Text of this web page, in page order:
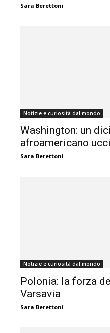
Sara Berettoni
Notizie e curiosità dal mondo
Washington: un
afroamericano
Sara Berettoni
Notizie e curiosità dal mondo
Polonia: la forza
Varsavia
Sara Berettoni